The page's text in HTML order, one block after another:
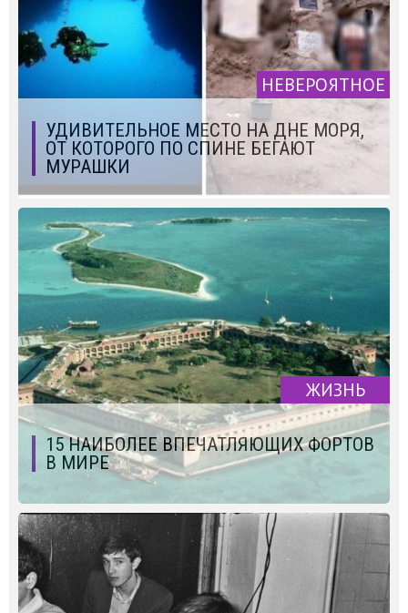
НЕВЕРОЯТНОЕ
УДИВИТЕЛЬНОЕ МЕСТО НА ДНЕ МОРЯ,
ОТ КОТОРОГО ПО СПИНЕ БЕГАЮТ
МУРАШКИ
ЖИЗНЬ
15 НАИБОЛЕЕ ВПЕЧАТЛЯЮЩИХ ФОРТОВ
В МИРЕ